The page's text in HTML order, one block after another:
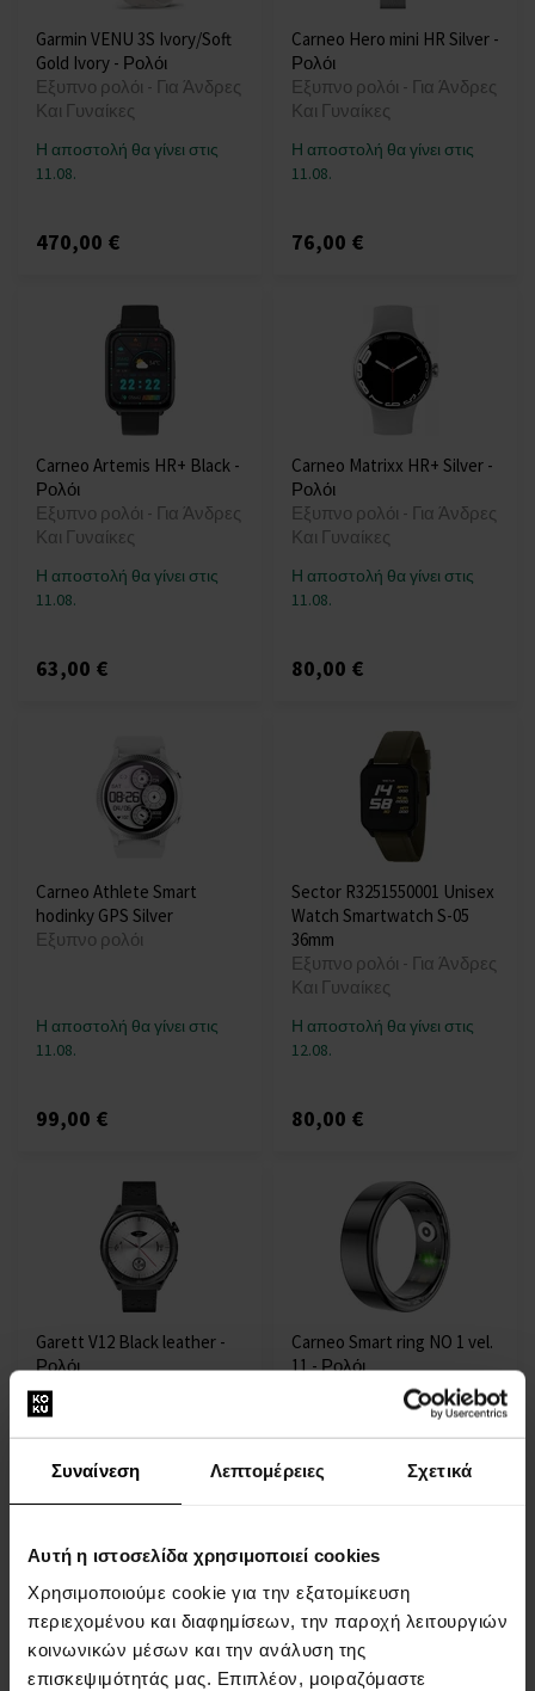
Συναίνεση Λεπτομέρειες Σχετικά
Αυτή η ιστοσελίδα χρησιμοποιεί cookies
Χρησιμοποιούμε cookie για την εξατομίκευση
περιεχομένου και διαφημίσεων, την παροχή λειτουργιών
κοινωνικών μέσων και την ανάλυση της
επισκεψιμότητάς μας. Επιπλέον, μοιραζόμαστε
Garmin VENU 3S Ivory/Soft
Gold Ivory - Ρολόι
Εξυπνο ρολόι - Για Άνδρες
Και Γυναίκες
Η αποστολή θα γίνει στις
11.08.
470,00 €
Carneo Hero mini HR Silver -
Ρολόι
Εξυπνο ρολόι - Για Άνδρες
Και Γυναίκες
Η αποστολή θα γίνει στις
11.08.
76,00 €
Carneo Artemis HR+ Black -
Ρολόι
Εξυπνο ρολόι - Για Άνδρες
Και Γυναίκες
Η αποστολή θα γίνει στις
11.08.
63,00 €
Carneo Matrixx HR+ Silver -
Ρολόι
Εξυπνο ρολόι - Για Άνδρες
Και Γυναίκες
Η αποστολή θα γίνει στις
11.08.
80,00 €
Carneo Athlete Smart
hodinky GPS Silver
Εξυπνο ρολόι
Η αποστολή θα γίνει στις
11.08.
99,00 €
Sector R3251550001 Unisex
Watch Smartwatch S-05
36mm
Εξυπνο ρολόι - Για Άνδρες
Και Γυναίκες
Η αποστολή θα γίνει στις
12.08.
80,00 €
Garett V12 Black leather -
Ρολόι
Εξυπνο ρολόι - Άνδρες
11.08.
112,00 €
Carneo Smart ring NO 1 vel.
11 - Ρολόι
Εξυπνο ρολόι - Για Άνδρες
11.08.
80,00 €